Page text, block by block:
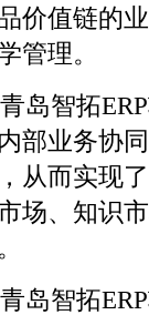
价值链的
管理。
青岛智拓
部业务协
从而实现
场、知识
青岛智拓